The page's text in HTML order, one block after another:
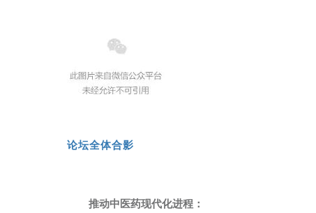
论坛全体合影
推动中医药现代化进程：